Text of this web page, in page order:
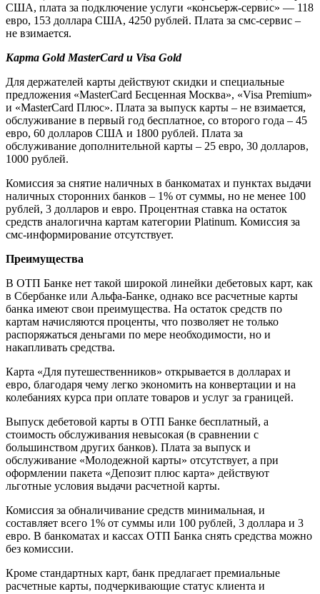
США, плата за подключение услуги «консьерж-сервис» — 118
евро, 153 доллара США, 4250 рублей. Плата за смс-сервис –
не взимается.
Карта Gold MasterCard и Visa Gold
Для держателей карты действуют скидки и специальные
предложения «MasterCard Бесценная Москва», «Visa Premium»
и «MasterCard Плюс». Плата за выпуск карты – не взимается,
обслуживание в первый год бесплатное, со второго года – 45
евро, 60 долларов США и 1800 рублей. Плата за
обслуживание дополнительной карты – 25 евро, 30 долларов,
1000 рублей.
Комиссия за снятие наличных в банкоматах и пунктах выдачи
наличных сторонних банков – 1% от суммы, но не менее 100
рублей, 3 долларов и евро. Процентная ставка на остаток
средств аналогична картам категории Platinum. Комиссия за
смс-информирование отсутствует.
Преимущества
В ОТП Банке нет такой широкой линейки дебетовых карт, как
в Сбербанке или Альфа-Банке, однако все расчетные карты
банка имеют свои преимущества. На остаток средств по
картам начисляются проценты, что позволяет не только
распоряжаться деньгами по мере необходимости, но и
накапливать средства.
Карта «Для путешественников» открывается в долларах и
евро, благодаря чему легко экономить на конвертации и на
колебаниях курса при оплате товаров и услуг за границей.
Выпуск дебетовой карты в ОТП Банке бесплатный, а
стоимость обслуживания невысокая (в сравнении с
большинством других банков). Плата за выпуск и
обслуживание «Молодежной карты» отсутствует, а при
оформлении пакета «Депозит плюс карта» действуют
льготные условия выдачи расчетной карты.
Комиссия за обналичивание средств минимальная, и
составляет всего 1% от суммы или 100 рублей, 3 доллара и 3
евро. В банкоматах и кассах ОТП Банка снять средства можно
без комиссии.
Кроме стандартных карт, банк предлагает премиальные
расчетные карты, подчеркивающие статус клиента и